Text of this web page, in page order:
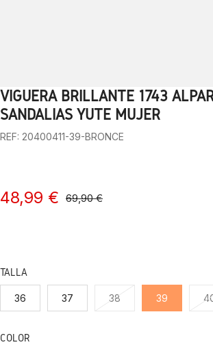
1 2 3 4 5 6 7
VIGUERA BRILLANTE 1743
SANDALIAS YUTE MUJER
REF: 20400411-39-BRONCE
48,99 € 69,90 €
TALLA
36 37 38 39
COLOR